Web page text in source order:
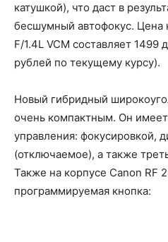
катушкой), что даст в
бесшумный автофокус. Цена
F/1.4L VCM составляет 1499
рублей по текущему курсу).
Новый гибридный
очень компактным. Он имеет
управления: фокусировкой,
(отключаемое), а также
Также на корпусе Canon RF
программируемая кнопка: